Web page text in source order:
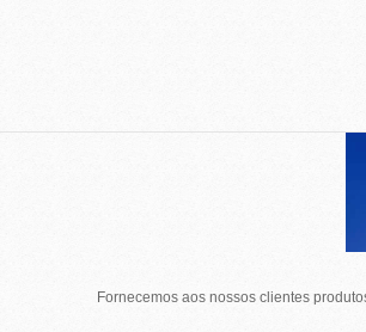
Fornecemos aos nossos clientes